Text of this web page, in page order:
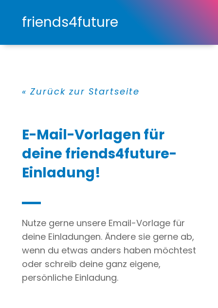
friends4future
« Zurück zur Startseite
E-Mail-Vorlagen für
deine friends4future-
Einladung!
Nutze gerne unsere Email-Vorlage für
deine Einladungen. Ändere sie gerne ab,
wenn du etwas anders haben möchtest
oder schreib deine ganz eigene,
persönliche Einladung.